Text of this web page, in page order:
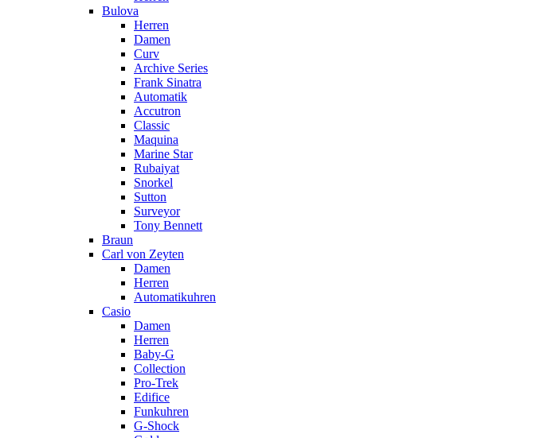
Bulova
Herren
Damen
Curv
Archive Series
Frank Sinatra
Automatik
Accutron
Classic
Maquina
Marine Star
Rubaiyat
Snorkel
Sutton
Surveyor
Tony Bennett
Braun
Carl von Zeyten
Damen
Herren
Automatikuhren
Casio
Damen
Herren
Baby-G
Collection
Pro-Trek
Edifice
Funkuhren
G-Shock